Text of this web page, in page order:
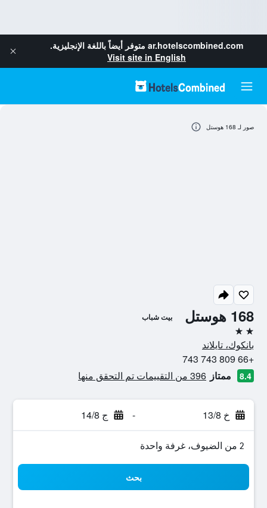
ar.hotelscombined.com متوفر أيضاً باللغة الإنجليزية.
Visit site in English
168 هوستل بيت شباب
2 نجمتين
بانكوك، تايلاند
+66 809 743 743
8.4 ممتاز 396 من التقييمات تم التحقق منها
خ 13/8 - ج 14/8
2 من الضيوف، غرفة واحدة
بحث
صور لـ 168 هوستل